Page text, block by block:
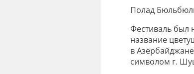
Полад
Фестиваль был
название
в
символом г.